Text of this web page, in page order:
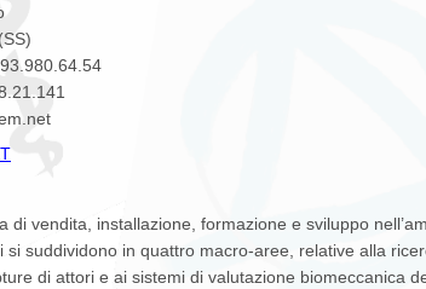
di vendita, installazione, formazione e sviluppo
si suddividono in quattro macro-aree, relative alla
di attori e ai sistemi di valutazione biomeccanica